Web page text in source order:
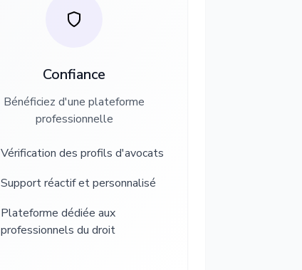
Confiance
Bénéficiez d'une plateforme
professionnelle
Vérification des profils d'avocats
Support réactif et personnalisé
Plateforme dédiée aux
professionnels du droit